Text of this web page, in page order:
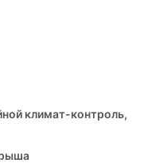
климат-контроль,